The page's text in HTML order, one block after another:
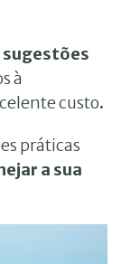
sugestões
à
custo.
práticas
a sua